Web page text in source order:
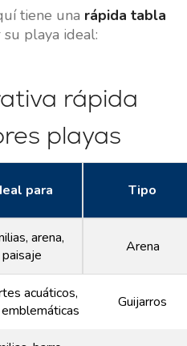
tiene una rápida tabla
playa ideal:
rápida
playas
para Tipo
arena,
paisaje
Arena
acuáticos,
Guijarros